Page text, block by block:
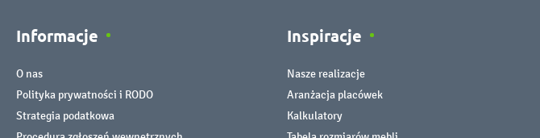
Informacje
O nas
Polityka prywatności i RODO
Strategia podatkowa
Inspiracje
Nasze realizacje
Aranżacja placówek
Kalkulatory